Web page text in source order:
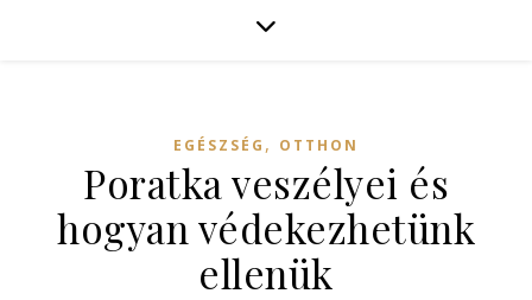
EGÉSZSÉG , OTTHON
Poratka veszélyei és
hogyan védekezhetünk
ellenük